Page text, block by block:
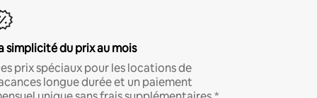
simplicité du prix au mois
prix spéciaux pour les locations de
longue durée et un paiement